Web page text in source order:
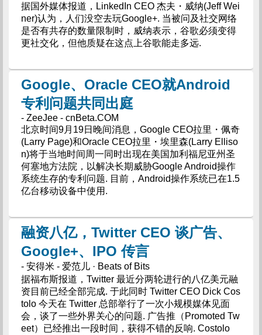
据国外媒体报道，LinkedIn CEO 杰夫・威纳(Jeff Wei
ner)认为，人们没空去玩Google+. 当被问及社交网络
是否有共存的数量限制时，威纳表示，谷歌必须变得
更社交化，但他质疑在这点上谷歌能走多远.
Google、Oracle CEO就Android
专利问题共同出庭
- ZeeJee - cnBeta.COM
北京时间9月19日晚间消息，Google CEO拉里・佩奇
(Larry Page)和Oracle CEO拉里・埃里森(Larry Elliso
n)将于当地时间周一同时出现在美国加利福尼亚州圣
何塞地方法院，以解决长期威胁Google Android操作
系统生存的专利问题. 目前，Android操作系统已在1.5
亿台移动设备中使用.
融资八亿，Twitter CEO 谈广告、
Google+、IPO 传言
- 安得米 - 爱范儿 · Beats of Bits
据福布斯报道，Twitter 最近分两轮进行的八亿美元融
资目前已经全部完成. 于此同时 Twitter CEO Dick Cos
tolo 今天在 Twitter 总部举行了一次小规模媒体见面
会，谈了一些外界关心的问题. 广告推（Promoted Tw
eet）已经推出一段时间，获得不错的反响. Costolo